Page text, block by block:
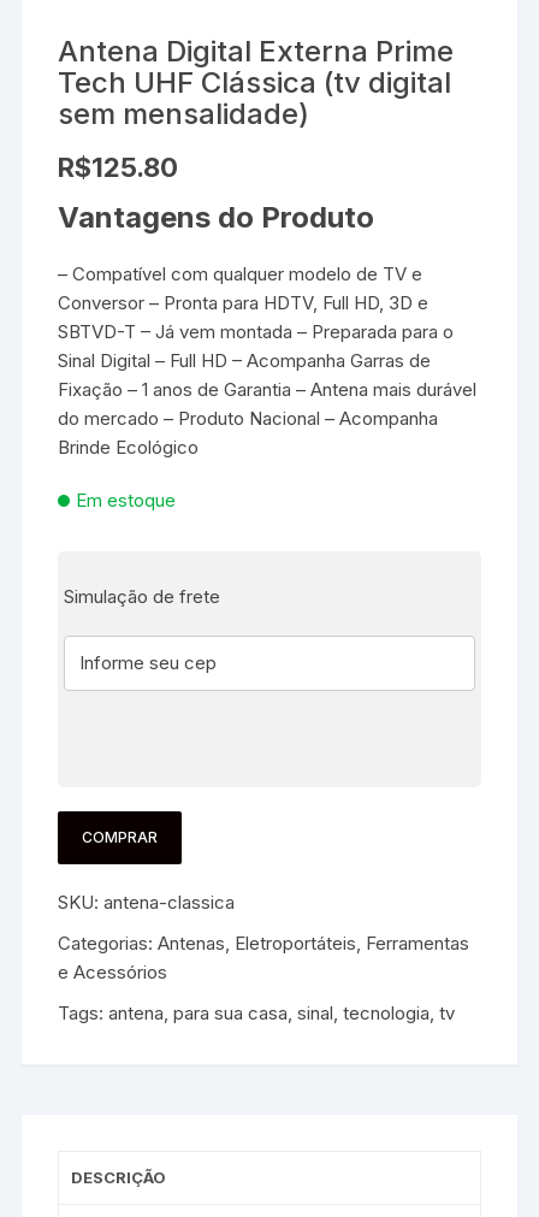
Antena Digital Externa Prime
Tech UHF Clássica (tv digital
sem mensalidade)
R$125.80
Vantagens do Produto
– Compatível com qualquer modelo de TV e
Conversor – Pronta para HDTV, Full HD, 3D e
SBTVD-T – Já vem montada – Preparada para o
Sinal Digital – Full HD – Acompanha Garras de
Fixação – 1 anos de Garantia – Antena mais durável
do mercado – Produto Nacional – Acompanha
Brinde Ecológico
Em estoque
Simulação de frete
COMPRAR
SKU:antena-classica
Categorias:Antenas Eletroportáteis, Ferramentas
e Acessórios
Tags:antena ,para sua casa ,sinal ,tecnologia ,tv
DESCRIÇÃO